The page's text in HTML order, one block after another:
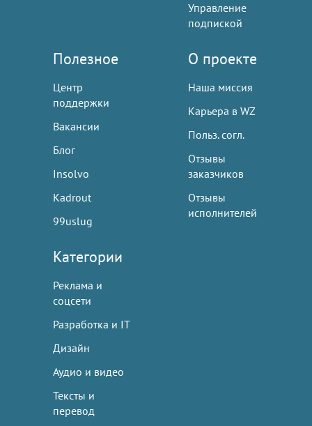
Управление
подпиской
Полезное
Центр
поддержки
Вакансии
Блог
Insolvo
Kadrout
99uslug
О проекте
Наша миссия
Карьера в WZ
Польз. согл.
Отзывы
заказчиков
Отзывы
исполнителей
Категории
Реклама и
соцсети
Разработка и IT
Дизайн
Аудио и видео
Тексты и
перевод